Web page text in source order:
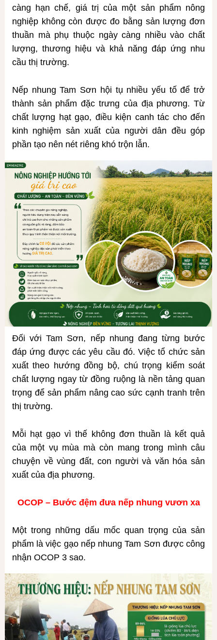
càng hạn chế, giá trị của một sản phẩm nông
nghiệp không còn được đo bằng sản lượng đơn
thuần mà phụ thuộc ngày càng nhiều vào chất
lượng, thương hiệu và khả năng đáp ứng nhu
cầu thị trường.
Nếp nhung Tam Sơn hội tụ nhiều yếu tố để trở
thành sản phẩm đặc trưng của địa phương. Từ
chất lượng hạt gạo, điều kiện canh tác cho đến
kinh nghiệm sản xuất của người dân đều góp
phần tạo nên nét riêng khó trộn lẫn.
Đối với Tam Sơn, nếp nhung đang từng bước
đáp ứng được các yêu cầu đó. Việc tổ chức sản
xuất theo hướng đồng bộ, chú trọng kiểm soát
chất lượng ngay từ đồng ruộng là nền tảng quan
trọng để sản phẩm nâng cao sức cạnh tranh trên
thị trường.
Mỗi hạt gạo vì thế không đơn thuần là kết quả
của một vụ mùa mà còn mang trong mình câu
chuyện về vùng đất, con người và văn hóa sản
xuất của địa phương.
OCOP – Bước đệm đưa nếp nhung vươn xa
Một trong những dấu mốc quan trọng của sản
phẩm là việc gạo nếp nhung Tam Sơn được công
nhận OCOP 3 sao.